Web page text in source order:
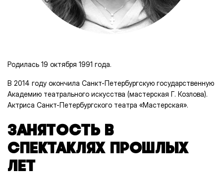
Родилась 19 октября 1991 года.
В 2014 году окончила Санкт-Петербургскую государственную
Академию театрального искусства (мастерская Г. Козлова).
Актриса Санкт-Петербургского театра «Мастерская».
ЗАНЯТОСТЬ В
СПЕКТАКЛЯХ ПРОШЛЫХ
ЛЕТ